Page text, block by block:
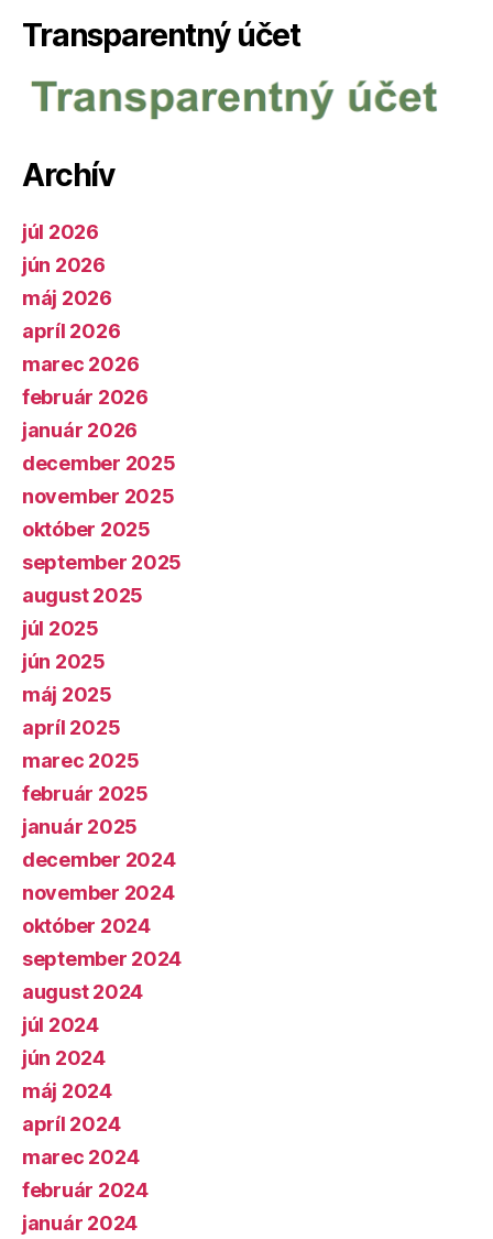
Transparentný účet
Archív
júl 2026
jún 2026
máj 2026
apríl 2026
marec 2026
február 2026
január 2026
december 2025
november 2025
október 2025
september 2025
august 2025
júl 2025
jún 2025
máj 2025
apríl 2025
marec 2025
február 2025
január 2025
december 2024
november 2024
október 2024
september 2024
august 2024
júl 2024
jún 2024
máj 2024
apríl 2024
marec 2024
február 2024
január 2024